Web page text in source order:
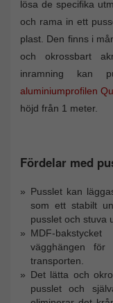
lösa de specifika
och rama in ett
plast. Den finns i
och okrossbart
inramning kan
aluminiumprofilen
höjd från 1 meter.
Fördelar med
Pusslet kan
som ett stabilt
pusslet och stuva
MDF-
vägghängen
transporten.
Det lätta och
pusslet och